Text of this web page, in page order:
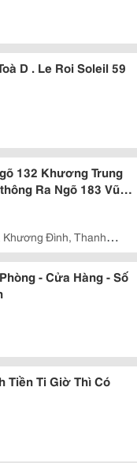
D . Le Roi Soleil 59
132 Khương Trung
Ra Ngõ 183 Vũ
Khương Đình, Thanh
- Cửa Hàng - Số
Tiền Ti Giờ Thì Có